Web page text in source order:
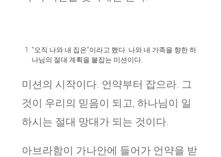
“오직 나와 내 집은”이라고 했다. 나와 내 가족을 향한 하
나님의 절대 계획을 붙잡는 미션이다.
미션의 시작이다. 언약부터 잡으라. 그
것이 우리의 믿음이 되고, 하나님이 일
하시는 절대 망대가 되는 것이다.
아브라함이 가나안에 들어가 언약을 받